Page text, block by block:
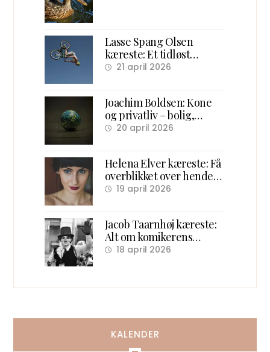
Lasse Spang Olsen
kæreste: Et tidløst
overblik over hans
21 april 2026
Joachim Boldsen: Kone
og privatliv – bolig,
familie og karriere
20 april 2026
Helena Elver kæreste: Få
overblikket over hendes
kærlighedsliv
19 april 2026
Jacob Taarnhøj kæreste:
Alt om komikerens
kærlighedsliv bag scenen
18 april 2026
KALENDER